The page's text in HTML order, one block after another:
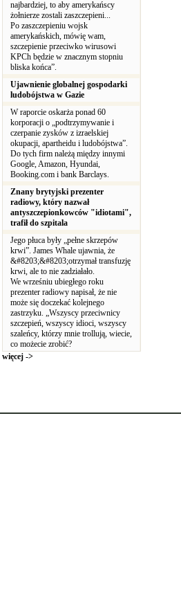
najbardziej, to aby amerykańscy
żołnierze zostali zaszczepieni...
Po zaszczepieniu wojsk
amerykańskich, mówię wam,
szczepienie przeciwko wirusowi
KPCh będzie w znacznym stopniu
bliska końca”.
Ujawnienie globalnej gospodarki
ludobójstwa w Gazie
W raporcie oskarża ponad 60
korporacji o „podtrzymywanie i
czerpanie zysków z izraelskiej
okupacji, apartheidu i ludobójstwa”.
Do tych firm należą między innymi
Google, Amazon, Hyundai,
Booking.com i bank Barclays.
Znany brytyjski prezenter
radiowy, który nazwał
antyszczepionkowców "idiotami",
trafił do szpitala
Jego płuca były „pełne skrzepów
krwi”. James Whale ujawnia, że
&#8203;&#8203;otrzymał transfuzję
krwi, ale to nie zadziałało.
We wrześniu ubiegłego roku
prezenter radiowy napisał, że nie
może się doczekać kolejnego
zastrzyku. „Wszyscy przeciwnicy
szczepień, wszyscy idioci, wszyscy
szaleńcy, którzy mnie trollują, wiecie,
co możecie zrobić?
więcej ->